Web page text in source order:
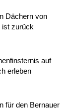
Dächern von
ist zurück
auf
erleben
für den Bernauer